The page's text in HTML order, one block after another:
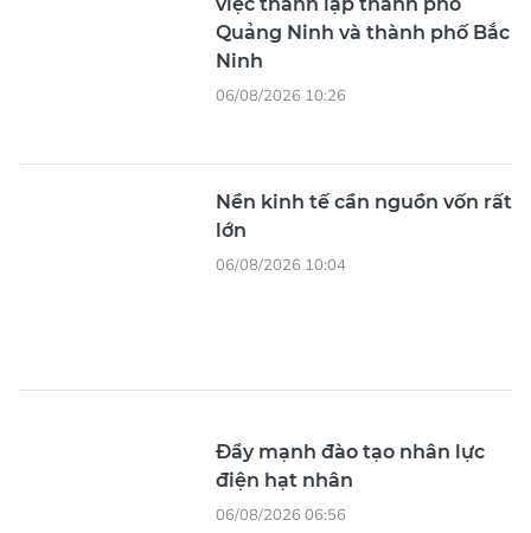
Quảng Ninh và thành phố Bắc
Ninh
06/08/2026 10:26
Nền kinh tế cần nguồn vốn rất
lớn
06/08/2026 10:04
Đẩy mạnh đào tạo nhân lực
điện hạt nhân
06/08/2026 06:56